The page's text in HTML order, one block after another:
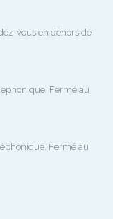
vous en dehors de
Fermé au
Fermé au